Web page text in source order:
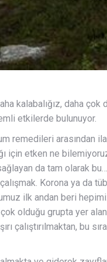
kalabalığız, daha
etkilerde bulunuyor.
remedileri arasından
için etken ne
da tam olarak
Korona ya da
ilk andan beri
olduğu grupta yer
çalıştırılmaktan, bu